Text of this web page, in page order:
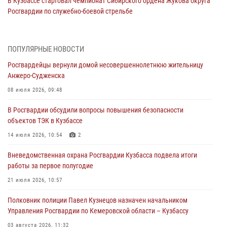
Росгвардии по служебно-боевой стрельбе
Росгвардейцы задержали в Кемерове дебошира, устроившего
05 августа 2026, 09:30
Росгвардейцы задержали участника драки, причинившего побои
05 августа 2026, 08:50
Росгвардейцы пресекли нарушение общественного порядка на
05 августа 2026, 08:10
Росгвардейцы в Юрге пресекли попытку проникновения на
05 августа 2026, 07:45
ПОПУЛЯРНЫЕ НОВОСТИ
Росгвардейцы вернули домой несовершеннолетнюю жительницу
Анжеро-Судженска
08 июля 2026, 09:48
В Росгвардии обсудили вопросы повышения безопасности
объектов ТЭК в Кузбассе
14 июля 2026, 10:54 2
Вневедомственная охрана Росгвардии Кузбасса подвела итоги
работы за первое полугодие
21 июля 2026, 10:57
Полковник полиции Павел Кузнецов назначен начальником
Управления Росгвардии по Кемеровской области – Кузбассу
03 августа 2026, 11:32